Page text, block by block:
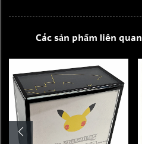
Các sản phẩm liên quan